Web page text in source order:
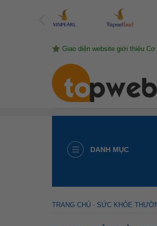
Giao diện website giới thiệu
DANH MỤC
TRANG CHỦ - SỨC KHỎE